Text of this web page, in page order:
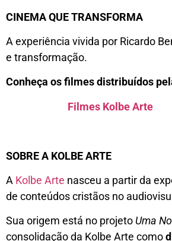
CINEMA QUE TRANSFORMA
A experiência vivida por Ricardo
e transformação.
Conheça os filmes distribuídos
Filmes Kolbe Arte
SOBRE A KOLBE ARTE
A Kolbe Arte nasceu a partir da
de conteúdos cristãos no
Sua origem está no projeto Uma
consolidação da Kolbe Arte como